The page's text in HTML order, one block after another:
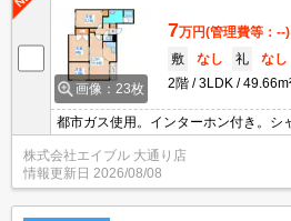
画像：23枚
7万円(管理費等：--)
敷
なし 礼
なし
2階
3LDK
都市ガス使用。インターホン付き。シ
ズボックス付き。バルコニー。ペット
好。灯油FF。敷金・礼金なし。仲介手
ス・トイレ別。
株式会社エイブル 大通り店
情報更新日 2026/08/08